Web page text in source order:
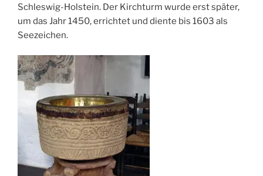
Schleswig-Holstein. Der Kirchturm wurde erst später,
um das Jahr 1450, errichtet und diente bis 1603 als
Seezeichen.